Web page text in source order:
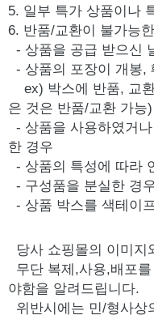
5. 일부 특가 상품이나
6. 반품/교환이 불가능
- 상품을 공급 받으신
- 상품의 포장이 개봉,
ex) 박스에 반품, 교
은 것은 반품/교환 가능)
- 상품을 사용하였거
한 경우
- 상품의 특성에 따라
- 구성품을 분실한 경
- 상품 박스를 색테이
당사 쇼핑몰의 이미지
무단 복제,사용,배포
야함을 알려드립니다.
위반시에는 민/형사상